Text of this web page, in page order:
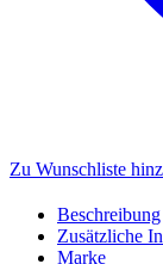
Zu Wunschliste
Beschreibung
Zusätzliche
Marke